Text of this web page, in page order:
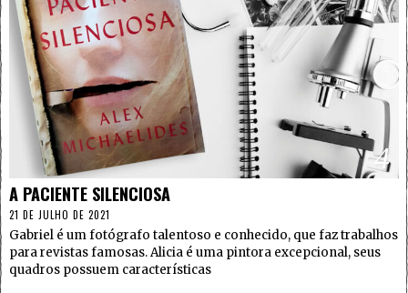
4
A PACIENTE SILENCIOSA
21 DE JULHO DE 2021
Gabriel é um fotógrafo talentoso e conhecido, que faz trabalhos
para revistas famosas. Alicia é uma pintora excepcional, seus
quadros possuem características